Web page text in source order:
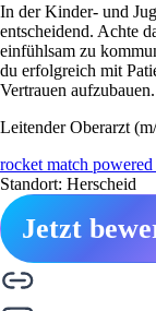
In der Kinder- und
entscheidend. Achte
einfühlsam zu
du erfolgreich mit
Vertrauen aufzubauen.
Leitender Oberarzt
rocket match
Standort: Herscheid
Jetzt